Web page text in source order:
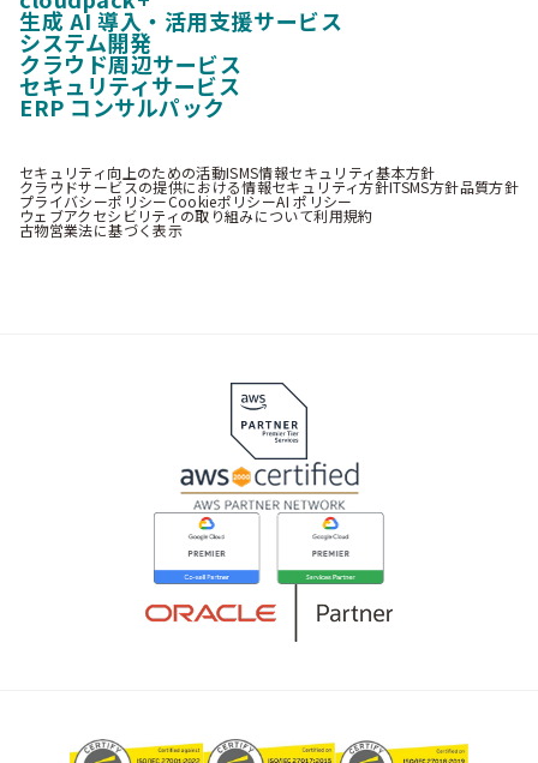
生成 AI 導入・活用支援サービス
システム開発
クラウド周辺サービス
セキュリティサービス
ERP コンサルパック
セキュリティ向上のための活動ISMS情報セキュリティ基本方針
クラウドサービスの提供における情報セキュリティ方針ITSMS方針品質方針
プライバシーポリシーCookieポリシーAI ポリシー
ウェブアクセシビリティの取り組みについて利用規約
古物営業法に基づく表示